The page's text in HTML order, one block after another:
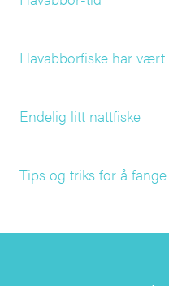
Havabborfiske har vært
Endelig litt nattfiske
Tips og triks for å